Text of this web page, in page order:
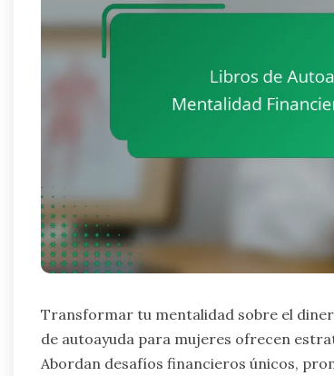
Transformar tu mentalidad sobre el
de autoayuda para mujeres ofrecen
Abordan desafíos financieros únicos,